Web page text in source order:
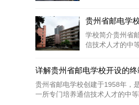
贵州省邮电学
学校简介贵州省
信技术人才的中
详解贵州省邮电学校开设的
贵州省邮电学校创建于1958年，
一所专门培养通信技术人才的中等